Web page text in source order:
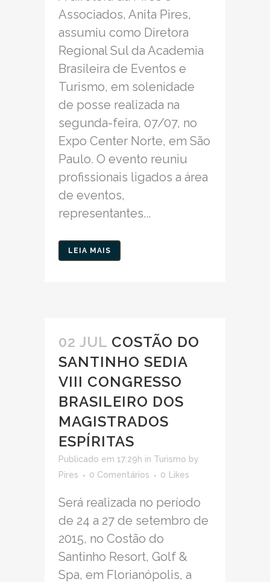
Associados, Anita Pires,
assumiu como Diretora
Regional Sul da Academia
Brasileira de Eventos e
Turismo, em solenidade
de posse realizada na
segunda-feira, 07/07, no
Expo Center Norte, em São
Paulo. O evento reuniu
profissionais ligados a área
de eventos,
representantes...
LEIA MAIS
02 JUL COSTÃO DO
SANTINHO SEDIA
VIII CONGRESSO
BRASILEIRO DOS
MAGISTRADOS
ESPÍRITAS
Publicado em 17:29h in Turismo by
Pires
0 Comentários 0 Likes
Será realizada no período
de 24 a 27 de setembro de
2015, no Costão do
Santinho Resort, Golf &
Spa, em Florianópolis, a